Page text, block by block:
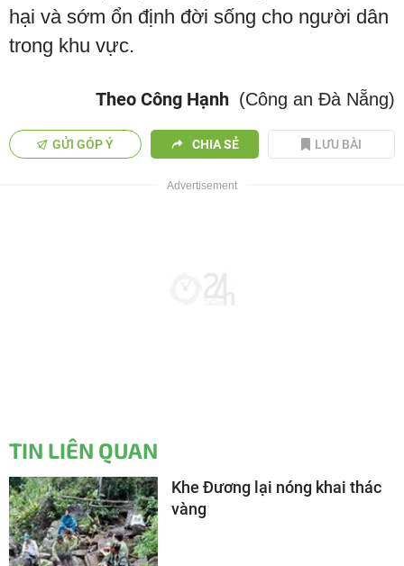
hại và sớm ổn định đời sống cho người dân
trong khu vực.
Theo Công Hạnh (Công an Đà Nẵng)
GỬI GÓP Ý CHIA SẺ LƯU BÀI
TIN LIÊN QUAN
Khe Đương lại nóng khai thác
vàng